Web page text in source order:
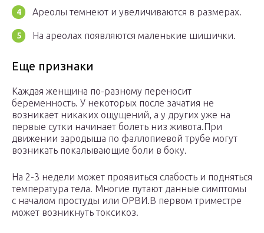
Ареолы темнеют и увеличиваются в размерах.
На ареолах появляются маленькие шишички.
Еще признаки
Каждая женщина по-разному переносит
беременность. У некоторых после зачатия не
возникает никаких ощущений, а у других уже на
первые сутки начинает болеть низ живота.При
движении зародыша по фаллопиевой трубе могут
возникать покалывающие боли в боку.
На 2-3 недели может проявиться слабость и подняться
температура тела. Многие путают данные симптомы
с началом простуды или ОРВИ.В первом триместре
может возникнуть токсикоз.